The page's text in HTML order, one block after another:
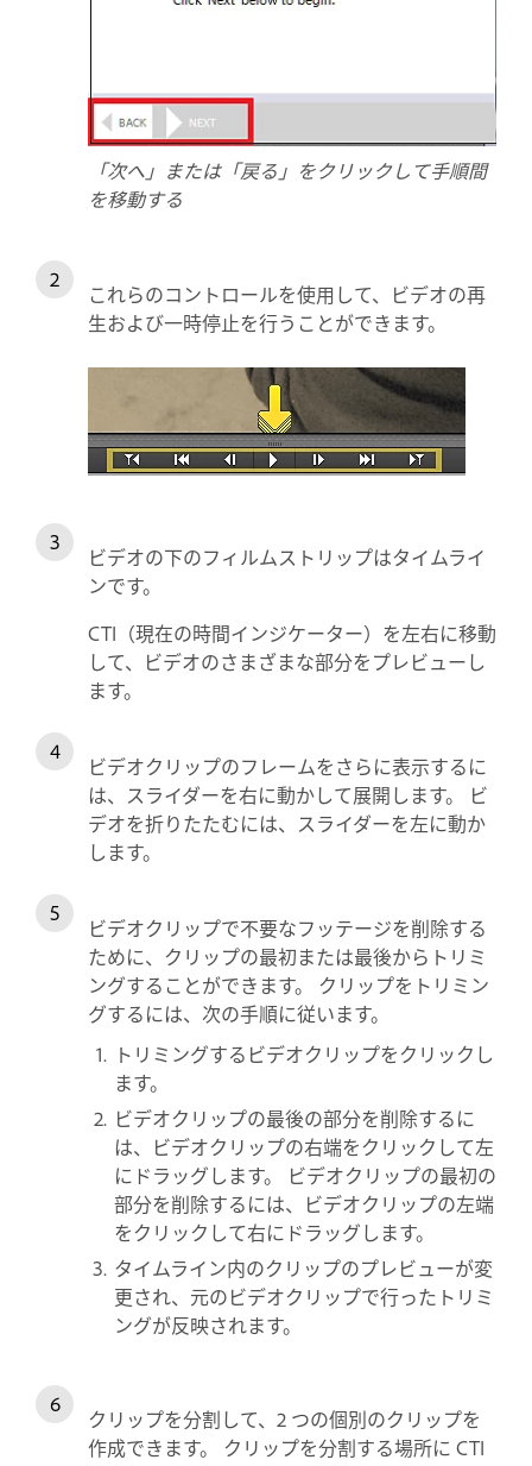
「次へ」または「戻る」をクリックして手順間
を移動する
これらのコントロールを使用して、ビデオの再
生および一時停止を行うことができます。
ビデオの下のフィルムストリップはタイムライ
ンです。
CTI（現在の時間インジケーター）を左右に移動
して、ビデオのさまざまな部分をプレビューし
ます。
ビデオクリップのフレームをさらに表示するに
は、スライダーを右に動かして展開します。 ビ
デオを折りたたむには、スライダーを左に動か
します。
ビデオクリップで不要なフッテージを削除する
ために、クリップの最初または最後からトリミ
ングすることができます。 クリップをトリミン
グするには、次の手順に従います。
トリミングするビデオクリップをクリックし
ます。
ビデオクリップの最後の部分を削除するに
は、ビデオクリップの右端をクリックして左
にドラッグします。 ビデオクリップの最初の
部分を削除するには、ビデオクリップの左端
をクリックして右にドラッグします。
タイムライン内のクリップのプレビューが変
更され、元のビデオクリップで行ったトリミ
ングが反映されます。
クリップを分割して、2 つの個別のクリップを
作成できます。 クリップを分割する場所に CTI